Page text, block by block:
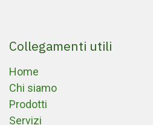
Collegamenti utili
Home
Chi siamo
Prodotti
Servizi